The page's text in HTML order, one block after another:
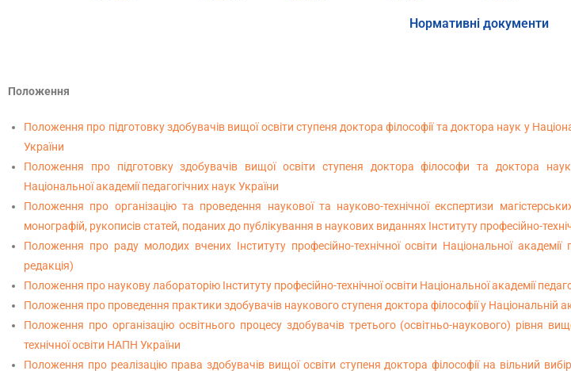
Нормативні документи
Положення
Положення про підготовку здобувачів вищої освіти ступеня доктора філософії та доктора наук у
України
Положення про підготовку здобувачів вищої освіти ступеня доктора філософи та доктора наук
Національної академії педагогічних наук України
Положення про організацію та проведення наукової та науково-технічної експертизи
монографій, рукописів статей, поданих до публікування в наукових виданнях Інституту професійно-
Положення про раду молодих вчених Інституту професійно-технічної освіти Національної академії
редакція)
Положення про наукову лабораторію Інституту професійно-технічної освіти Національної академії
Положення про проведення практики здобувачів наукового ступеня доктора філософії у Національній
Положення про організацію освітнього процесу здобувачів третього (освітньо-наукового) рівня
технічної освіти НАПН України
Положення про реалізацію права здобувачів вищої освіти ступеня доктора філософії на вільний